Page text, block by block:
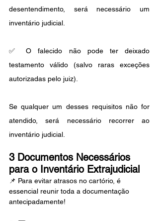
desentendimento, será necessário um
inventário judicial.
✅ O falecido não pode ter deixado
testamento válido (salvo raras exceções
autorizadas pelo juiz).
Se qualquer um desses requisitos não for
atendido, será necessário recorrer ao
inventário judicial.
3 Documentos Necessários
para o Inventário Extrajudicial
📌 Para evitar atrasos no cartório, é
essencial reunir toda a documentação
antecipadamente!